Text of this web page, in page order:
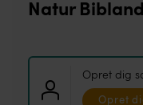
Natur
Opret dig
Opret